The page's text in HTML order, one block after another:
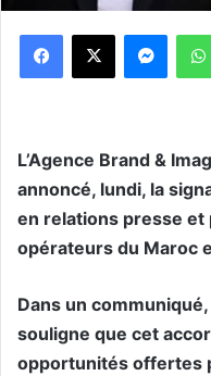
L’Agence Brand &
annoncé, lundi, la
en relations presse et
opérateurs du Maroc
Dans un communiqué,
souligne que cet
opportunités offertes